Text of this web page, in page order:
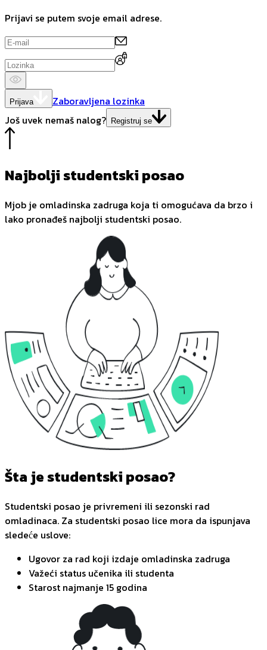
Prijavi se putem svoje email adrese.
Prijava
Zaboravljena lozinka
Još uvek nemaš nalog? Registruj se
Najbolji studentski posao
Mjob je omladinska zadruga koja ti omogućava da brzo i
lako pronađeš najbolji studentski posao.
Šta je studentski posao?
Studentski posao je privremeni ili sezonski rad
omladinaca. Za studentski posao lice mora da ispunjava
sledeće uslove:
Ugovor za rad koji izdaje omladinska zadruga
Važeći status učenika ili studenta
Starost najmanje 15 godina